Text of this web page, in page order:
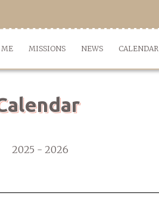
ME MISSIONS NEWS CALENDAR
2025 - 2026